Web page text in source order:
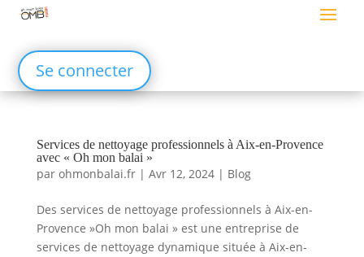
Se connecter
Services de nettoyage professionnels à Aix-en-Provence
avec « Oh mon balai »
par ohmonbalai.fr| Avr 12, 2024| Blog
Des services de nettoyage professionnels à Aix-en-
Provence »Oh mon balai » est une entreprise de
services de nettoyage dynamique située à Aix-en-